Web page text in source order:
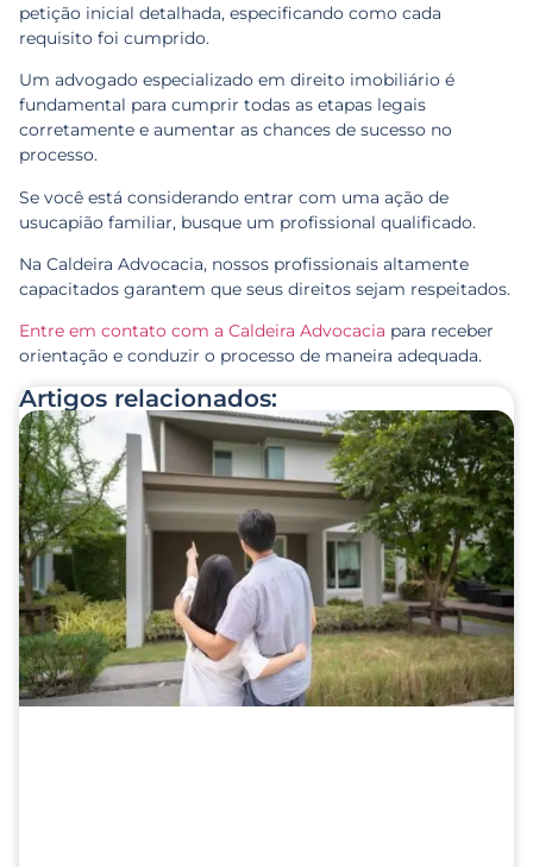
petição inicial detalhada, especificando como cada
requisito foi cumprido.
Um advogado especializado em direito imobiliário é
fundamental para cumprir todas as etapas legais
corretamente e aumentar as chances de sucesso no
processo.
Se você está considerando entrar com uma ação de
usucapião familiar, busque um profissional qualificado.
Na Caldeira Advocacia, nossos profissionais altamente
capacitados garantem que seus direitos sejam respeitados.
Entre em contato com a Caldeira Advocacia para receber
orientação e conduzir o processo de maneira adequada.
Artigos relacionados: